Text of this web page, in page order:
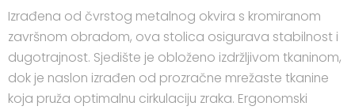
Izrađena od čvrstog metalnog okvira s kromiranom
završnom obradom, ova stolica osigurava stabilnost i
dugotrajnost. Sjedište je obloženo izdržljivom tkaninom,
dok je naslon izrađen od prozračne mrežaste tkanine
koja pruža optimalnu cirkulaciju zraka. Ergonomski